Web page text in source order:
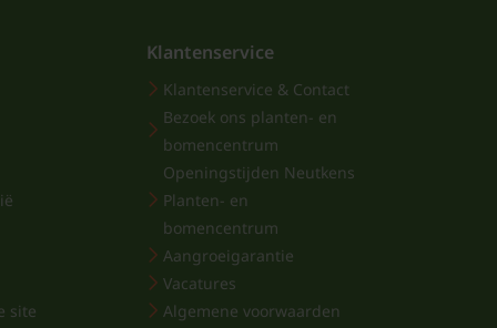
site
Klantenservice
Klantenservice & Contact
Bezoek ons planten- en
bomencentrum
Openingstijden Neutkens
Planten- en
bomencentrum
Aangroeigarantie
Vacatures
Algemene voorwaarden